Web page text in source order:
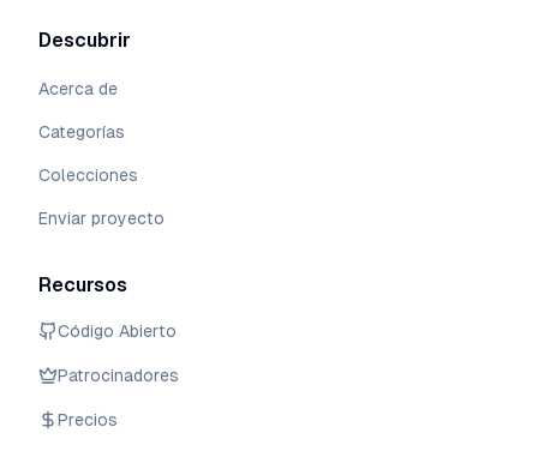
Descubrir
Acerca de
Categorías
Colecciones
Enviar proyecto
Recursos
Código Abierto
Patrocinadores
Precios